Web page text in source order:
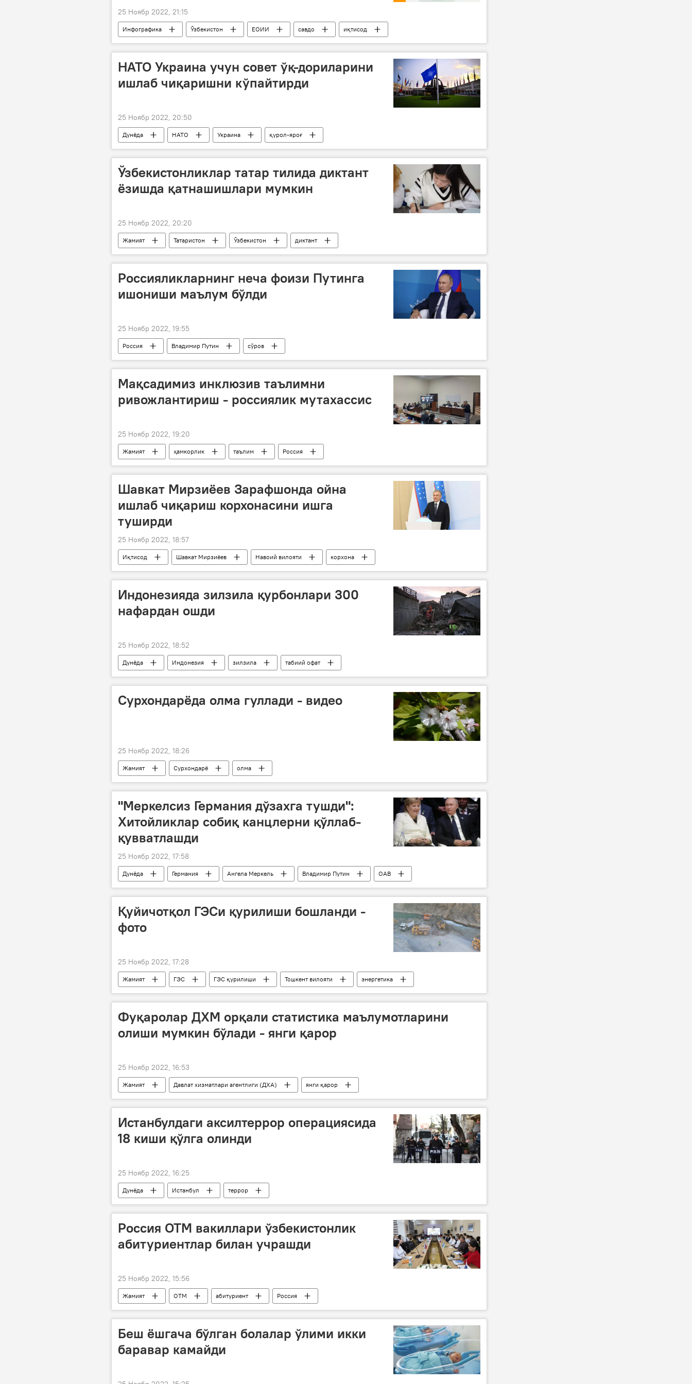
25 Ноябр 2022, 21:15
Инфографика Ўзбекистон ЕОИИ савдо иқтисод
НАТО Украина учун совет ўқ-дориларини
ишлаб чиқаришни кўпайтирди
25 Ноябр 2022, 20:50
Дунёда НАТО Украина қурол-яроғ
Ўзбекистонликлар татар тилида диктант
ёзишда қатнашишлари мумкин
25 Ноябр 2022, 20:20
Жамият Татаристон Ўзбекистон диктант
Россияликларнинг неча фоизи Путинга
ишониши маълум бўлди
25 Ноябр 2022, 19:55
Россия Владимир Путин сўров
Мақсадимиз инклюзив таълимни
ривожлантириш - россиялик мутахассис
25 Ноябр 2022, 19:20
Жамият ҳамкорлик таълим Россия
Шавкат Мирзиёев Зарафшонда ойна
ишлаб чиқариш корхонасини ишга
туширди
25 Ноябр 2022, 18:57
Иқтисод Шавкат Мирзиёев Навоий вилояти корхона
Индонезияда зилзила қурбонлари 300
нафардан ошди
25 Ноябр 2022, 18:52
Дунёда Индонезия зилзила табиий офат
Сурхондарёда олма гуллади - видео
25 Ноябр 2022, 18:26
Жамият Сурхондарё олма
"Меркелсиз Германия дўзахга тушди":
Хитойликлар собиқ канцлерни қўллаб-
қувватлашди
25 Ноябр 2022, 17:58
Дунёда Германия Ангела Меркель Владимир Путин
ОАВ
Олаф Шолц
Европа Иттифоқи
Қуйичотқол ГЭСи қурилиши бошланди -
фото
25 Ноябр 2022, 17:28
Жамият ГЭС ГЭС қурилиши Тошкент вилояти энергетика
Фуқаролар ДХМ орқали статистика маълумотларини
олиши мумкин бўлади - янги қарор
25 Ноябр 2022, 16:53
Жамият Давлат хизматлари агентлиги (ДХА) янги қарор
Истанбулдаги аксилтеррор операциясида
18 киши қўлга олинди
25 Ноябр 2022, 16:25
Дунёда Истанбул террор
Россия ОТМ вакиллари ўзбекистонлик
абитуриентлар билан учрашди
25 Ноябр 2022, 15:56
Жамият ОТМ абитуриент Россия
Беш ёшгача бўлган болалар ўлими икки
баравар камайди